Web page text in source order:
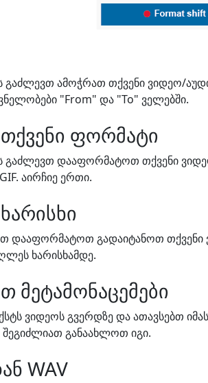
გაძლევთ ამოჭრათ თქვენი ვიდეო/
"From" და "To" ველებში.
ფორმატი
გაძლევთ დააფორმატოთ თქვენი
აირჩიე ერთი.
დააფორმატოთ გადაიტანოთ თქვენი
ხარისხამდე.
მეტამონაცემები
ვიდეოს გვერდზე და ათავსებთ
განაახლოთ იგი.
WAV